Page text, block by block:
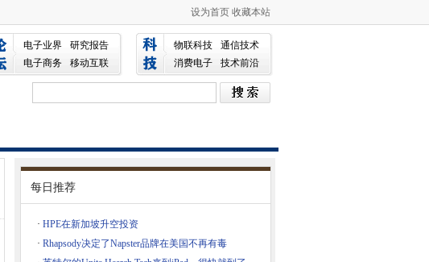
设为首页 收藏本站
电子业界
研究报告
电子商务
移动互联
物联科技
通信技术
消费电子
技术前沿
每日推荐
· HPE在新加坡升空投资
· Rhapsody决定了Napster品牌在美国不再有毒